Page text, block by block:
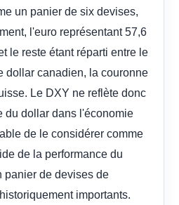
un panier de six devises,
l'euro représentant 57,6
le reste étant réparti entre le
dollar canadien, la couronne
Le DXY ne reflète donc
du dollar dans l'économie
de le considérer comme
de la performance du
panier de devises de
importants.